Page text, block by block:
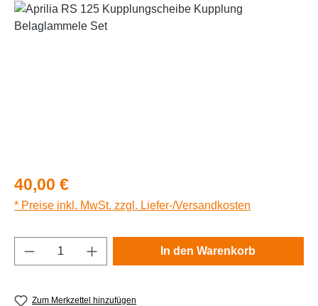
Bildergalerie überspringen
Regulärer Preis:
40,00 €
* Preise inkl. MwSt. zzgl. Liefer-/Versandkosten
Produkt Anzahl: Gib den gewünschten
In den Warenkorb
Zum Merkzettel hinzufügen